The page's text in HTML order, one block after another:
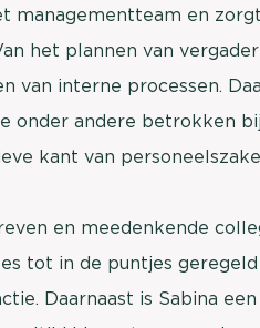
managementteam en
het plannen van
van interne processen.
onder andere betrokken
kant van
en meedenkende
tot in de puntjes
Daarnaast is Sabina